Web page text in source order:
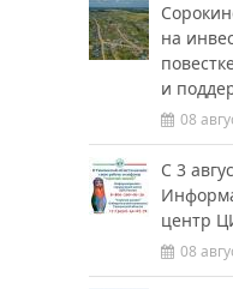
на
и
08
С 3
центр
08